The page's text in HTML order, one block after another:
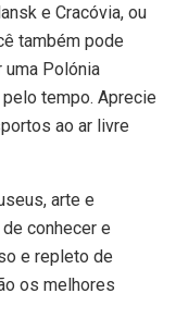
e Cracóvia, ou
também pode
uma Polónia
tempo. Aprecie
ao ar livre
arte e
conhecer e
e repleto de
os melhores